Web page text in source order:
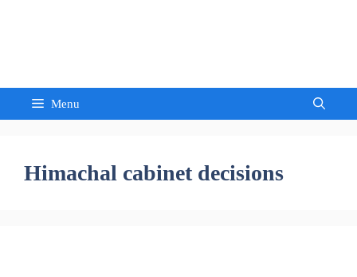
Menu
Himachal cabinet decisions